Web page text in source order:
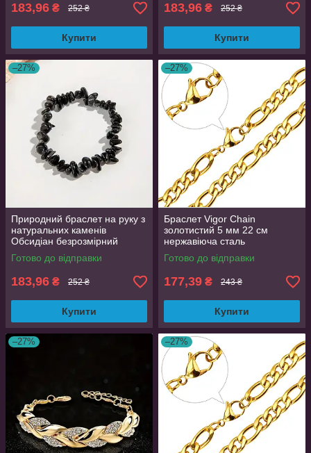
183,96 ₴ 252 ₴
Купити
183,96 ₴ 252 ₴
Купити
–27%
Природний браслет на руку з
натуральних каменів
Обсидіан безрозмірний
Готово до відправки
183,96 ₴ 252 ₴
Купити
–27%
Браслет Vigor Chain
золотистий 5 мм 22 см
нержавіюча сталь
AurumLux025
Готово до відправки
177,39 ₴ 243 ₴
Купити
–27% –27%